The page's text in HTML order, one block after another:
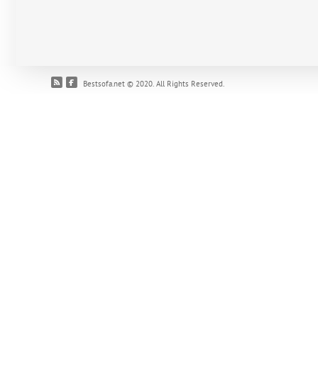
Bestsofa.net © 2020. All Rights Reserved.